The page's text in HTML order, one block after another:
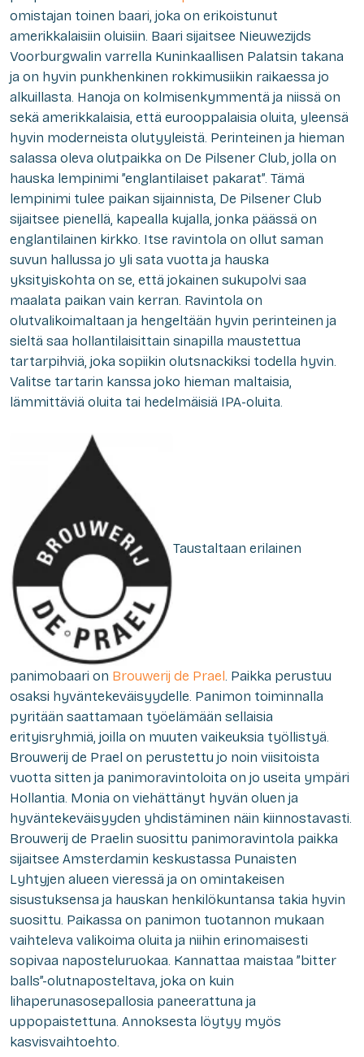
omistajan toinen baari, joka on erikoistunut
amerikkalaisiin oluisiin. Baari sijaitsee Nieuwezijds
Voorburgwalin varrella Kuninkaallisen Palatsin takana
ja on hyvin punkhenkinen rokkimusiikin raikaessa jo
alkuillasta. Hanoja on kolmisenkymmentä ja niissä on
sekä amerikkalaisia, että eurooppalaisia oluita, yleensä
hyvin moderneista olutyyleistä. Perinteinen ja hieman
salassa oleva olutpaikka on De Pilsener Club, jolla on
hauska lempinimi ”englantilaiset pakarat”. Tämä
lempinimi tulee paikan sijainnista, De Pilsener Club
sijaitsee pienellä, kapealla kujalla, jonka päässä on
englantilainen kirkko. Itse ravintola on ollut saman
suvun hallussa jo yli sata vuotta ja hauska
yksityiskohta on se, että jokainen sukupolvi saa
maalata paikan vain kerran. Ravintola on
olutvalikoimaltaan ja hengeltään hyvin perinteinen ja
sieltä saa hollantilaisittain sinapilla maustettua
tartarpihviä, joka sopiikin olutsnackiksi todella hyvin.
Valitse tartarin kanssa joko hieman maltaisia,
lämmittäviä oluita tai hedelmäisiä IPA-oluita.
Taustaltaan erilainen
panimobaari on Brouwerij de Prael. Paikka perustuu
osaksi hyväntekeväisyydelle. Panimon toiminnalla
pyritään saattamaan työelämään sellaisia
erityisryhmiä, joilla on muuten vaikeuksia työllistyä.
Brouwerij de Prael on perustettu jo noin viisitoista
vuotta sitten ja panimoravintoloita on jo useita ympäri
Hollantia. Monia on viehättänyt hyvän oluen ja
hyväntekeväisyyden yhdistäminen näin kiinnostavasti.
Brouwerij de Praelin suosittu panimoravintola paikka
sijaitsee Amsterdamin keskustassa Punaisten
Lyhtyjen alueen vieressä ja on omintakeisen
sisustuksensa ja hauskan henkilökuntansa takia hyvin
suosittu. Paikassa on panimon tuotannon mukaan
vaihteleva valikoima oluita ja niihin erinomaisesti
sopivaa naposteluruokaa. Kannattaa maistaa ”bitter
balls”-olutnaposteltava, joka on kuin
lihaperunasosepallosia paneerattuna ja
uppopaistettuna. Annoksesta löytyy myös
kasvisvaihtoehto.